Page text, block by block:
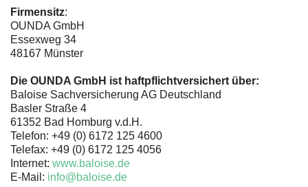
Firmensitz:
OUNDA GmbH
Essexweg 34
48167 Münster
Die OUNDA GmbH ist haftpflichtversichert über:
Baloise Sachversicherung AG Deutschland
Basler Straße 4
61352 Bad Homburg v.d.H.
Telefon: +49 (0) 6172 125 4600
Telefax: +49 (0) 6172 125 4056
Internet: www.baloise.de
E-Mail: info@baloise.de